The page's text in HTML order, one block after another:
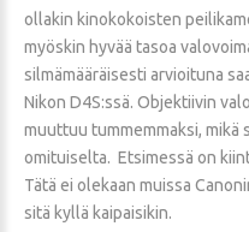
ollakin kinokokoisten
myöskin hyvää tasoa
silmämääräisesti arvioituna
Nikon D4S:ssä. Objektiivin
muuttuu tummemmaksi,
omituiselta. Etsimessä on
Tätä ei olekaan muissa
sitä kyllä kaipaisikin.